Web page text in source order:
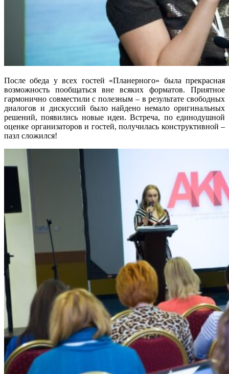
После обеда у всех гостей «Планерного» была прекрасная
возможность пообщаться вне всяких форматов. Приятное
гармонично совместили с полезным – в результате свободных
диалогов и дискуссий было найдено немало оригинальных
решений, появились новые идеи. Встреча, по единодушной
оценке организаторов и гостей, получилась конструктивной –
пазл сложился!